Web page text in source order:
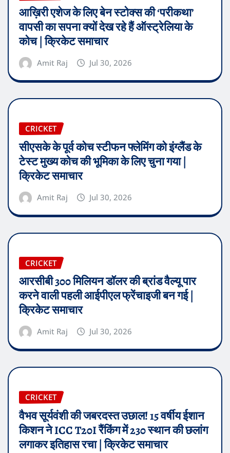
आख़िरी एशेज के लिए बेन स्टोक्स की ‘परीकथा’
वापसी का सपना क्यों देख रहे हैं ऑस्ट्रेलिया के
कोच | क्रिकेट समाचार
Amit Raj Jul 30, 2026
CRICKET
सीएसके के पूर्व कोच स्टीफन फ्लेमिंग को इंग्लैंड के
टेस्ट मुख्य कोच की भूमिका के लिए चुना गया |
क्रिकेट समाचार
Amit Raj Jul 30, 2026
CRICKET
आरसीबी 300 मिलियन डॉलर की ब्रांड वैल्यू पार
करने वाली पहली आईपीएल फ्रेंचाइजी बन गई |
क्रिकेट समाचार
Amit Raj Jul 30, 2026
CRICKET
वैभव सूर्यवंशी की जबरदस्त उछाल! 15 वर्षीय ईशान
किशन ने ICC T20I रैंकिंग में 230 स्थान की छलांग
लगाकर इतिहास रचा | क्रिकेट समाचार